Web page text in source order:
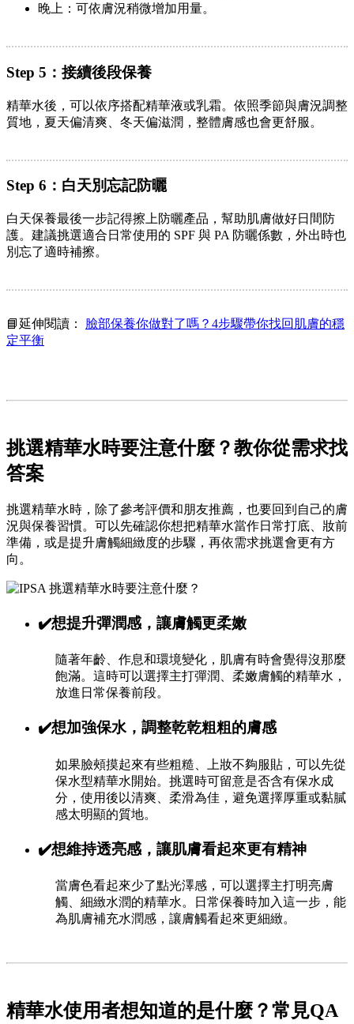
晚上：可依膚況稍微增加用量。
Step 5：接續後段保養
精華水後，可以依序搭配精華液或乳霜。依照季節與膚況調整
質地，夏天偏清爽、冬天偏滋潤，整體膚感也會更舒服。
Step 6：白天別忘記防曬
白天保養最後一步記得擦上防曬產品，幫助肌膚做好日間防
護。建議挑選適合日常使用的 SPF 與 PA 防曬係數，外出時也
別忘了適時補擦。
📘延伸閱讀： 臉部保養你做對了嗎？4步驟帶你找回肌膚的穩
定平衡
挑選精華水時要注意什麼？教你從需求找
答案
挑選精華水時，除了參考評價和朋友推薦，也要回到自己的膚
況與保養習慣。可以先確認你想把精華水當作日常打底、妝前
準備，或是提升膚觸細緻度的步驟，再依需求挑選會更有方
向。
✔️想提升彈潤感，讓膚觸更柔嫩
隨著年齡、作息和環境變化，肌膚有時會覺得沒那麼
飽滿。這時可以選擇主打彈潤、柔嫩膚觸的精華水，
放進日常保養前段。
✔️想加強保水，調整乾乾粗粗的膚感
如果臉頰摸起來有些粗糙、上妝不夠服貼，可以先從
保水型精華水開始。挑選時可留意是否含有保水成
分，使用後以清爽、柔滑為佳，避免選擇厚重或黏膩
感太明顯的質地。
✔️想維持透亮感，讓肌膚看起來更有精神
當膚色看起來少了點光澤感，可以選擇主打明亮膚
觸、細緻水潤的精華水。日常保養時加入這一步，能
為肌膚補充水潤感，讓膚觸看起來更細緻。
精華水使用者想知道的是什麼？常見QA